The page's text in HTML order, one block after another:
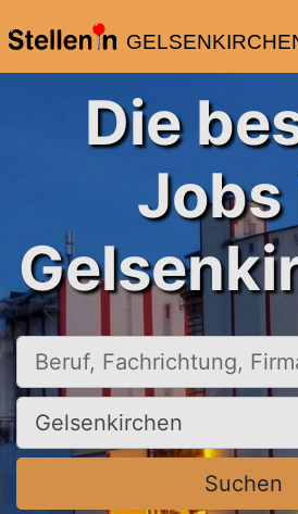
Die
Jobs
Beruf, Fachrichtung, Firma
Ort, Stadt
Suchen